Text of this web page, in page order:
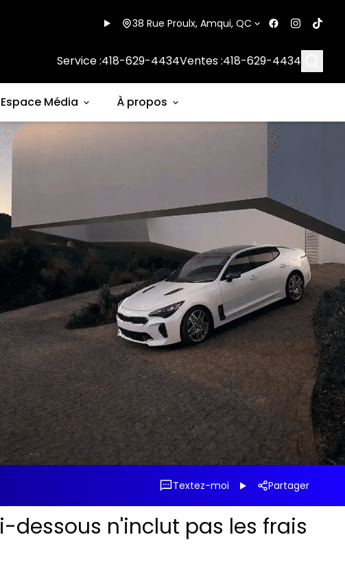
38 Rue Proulx, Amqui, QC
Service :418-629-4434Ventes :418-629-4434
Espace Média À propos
Textez-moi Partager
dessous n'inclut pas les frais